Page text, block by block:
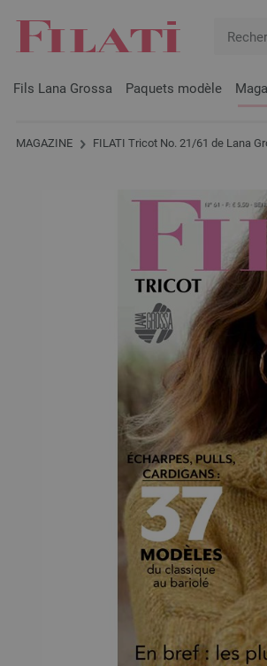
Fils Lana Grossa Paquets modèle
MAGAZINE FILATI Tricot No. 21/61 de Lana